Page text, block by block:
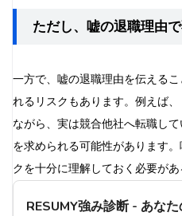
ただし、嘘の退職理由
一方で、嘘の退職理由を伝える
れるリスクもあります。例えば
ながら、実は競合他社へ転職し
を求められる可能性があります
クを十分に理解しておく必要があ
RESUMY強み診断 - あなた